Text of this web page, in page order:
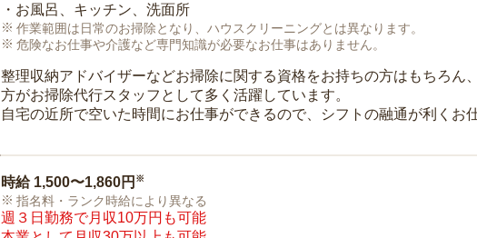
・お風呂、キッチン、洗面所
作業範囲は日常のお掃除となり、ハウスクリーニングとは異なります。
危険なお仕事や介護など専門知識が必要なお仕事はありません。
整理収納アドバイザーなどお掃除に関する資格をお持ちの方はもちろん
方がお掃除代行スタッフとして多く活躍しています。
自宅の近所で空いた時間にお仕事ができるので、シフトの融通が利くお
時給 1,500〜1,860円 ※
指名料・ランク時給により異なる
週３日勤務で月収10万円も可能